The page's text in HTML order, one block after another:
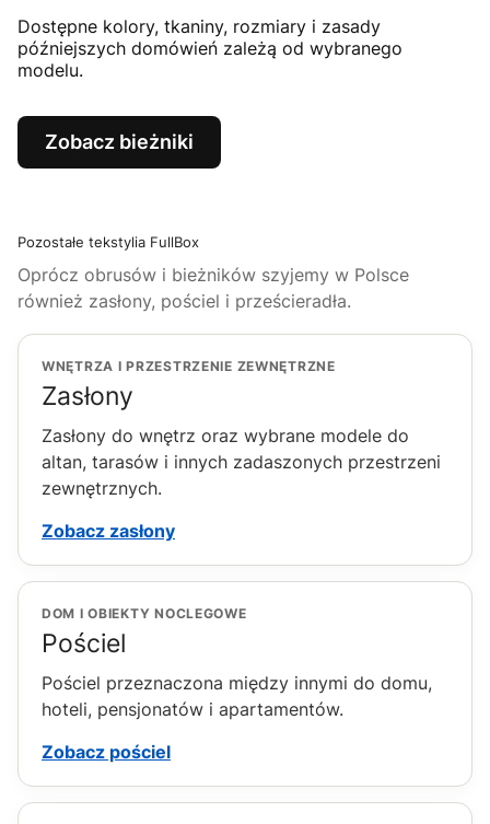
Dostępne kolory, tkaniny, rozmiary i zasady
późniejszych domówień zależą od wybranego
modelu.
Zobacz bieżniki
Pozostałe tekstylia FullBox
Oprócz obrusów i bieżników szyjemy w Polsce
również zasłony, pościel i prześcieradła.
WNĘTRZA I PRZESTRZENIE ZEWNĘTRZNE
Zasłony
Zasłony do wnętrz oraz wybrane modele do
altan, tarasów i innych zadaszonych przestrzeni
zewnętrznych.
Zobacz zasłony
DOM I OBIEKTY NOCLEGOWE
Pościel
Pościel przeznaczona między innymi do domu,
hoteli, pensjonatów i apartamentów.
Zobacz pościel